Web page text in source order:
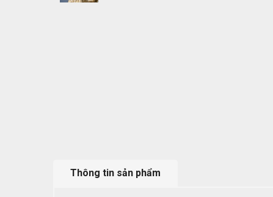
Thông tin sản phẩm